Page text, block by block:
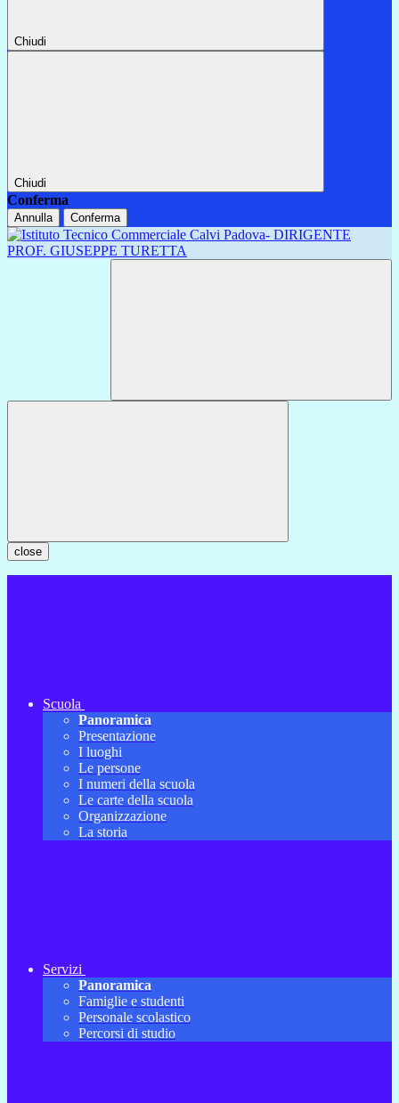
Chiudi
Chiudi
Conferma
Annulla Conferma
close
Scuola
Panoramica
Presentazione
I luoghi
Le persone
I numeri della scuola
Le carte della scuola
Organizzazione
La storia
Servizi
Panoramica
Famiglie e studenti
Personale scolastico
Percorsi di studio